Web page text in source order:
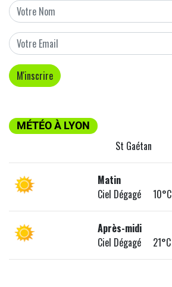
MÉTÉO À LYON
St Gaétan
Matin
Ciel Dégagé 10°C
Après-midi
Ciel Dégagé 21°C